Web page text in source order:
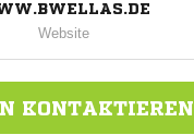
Website
KONTAKTIEREN